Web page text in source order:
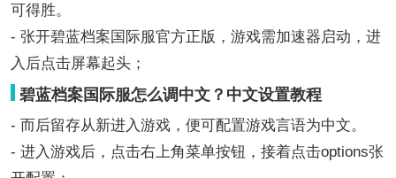
可得胜。
- 张开碧蓝档案国际服官方正版，游戏需加速器启动，进
入后点击屏幕起头；
碧蓝档案国际服怎么调中文？中文设置教程
- 而后留存从新进入游戏，便可配置游戏言语为中文。
- 进入游戏后，点击右上角菜单按钮，接着点击options张